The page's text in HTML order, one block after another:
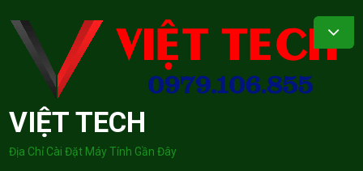
content
VIỆT TECH
Địa Chỉ Cài Đặt Máy Tính Gần Đây